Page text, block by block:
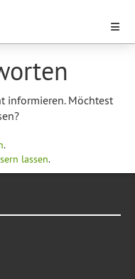
informieren. Möchtest
.
lassen.